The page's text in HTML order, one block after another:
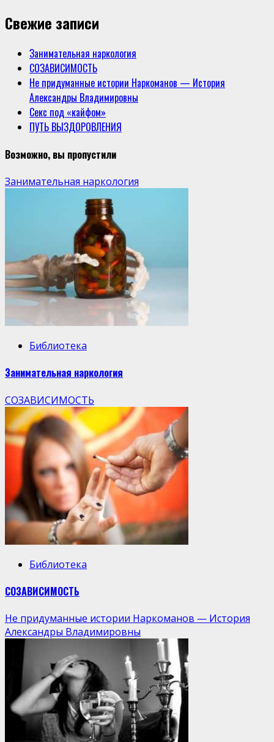
Свежие записи
Занимательная наркология
СОЗАВИСИМОСТЬ
Не придуманные истории Наркоманов — История
Александры Владимировны
Секс под «кайфом»
ПУТЬ ВЫЗДОРОВЛЕНИЯ
Возможно, вы пропустили
Занимательная наркология
Библиотека
Занимательная наркология
СОЗАВИСИМОСТЬ
Библиотека
СОЗАВИСИМОСТЬ
Не придуманные истории Наркоманов — История
Александры Владимировны